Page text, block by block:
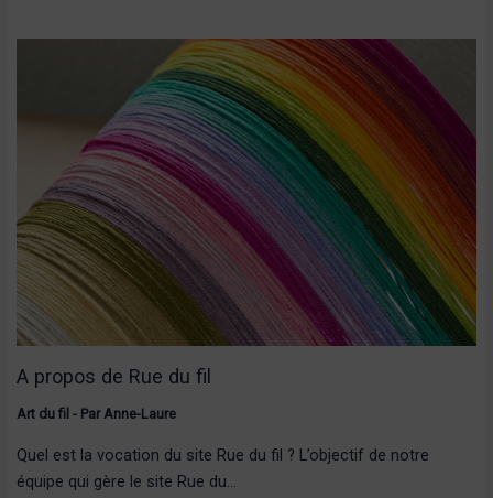
A propos de Rue du fil
Art du fil - ParAnne-Laure
Quel est la vocation du site Rue du fil ? L’objectif de notre
équipe qui gère le site Rue du…